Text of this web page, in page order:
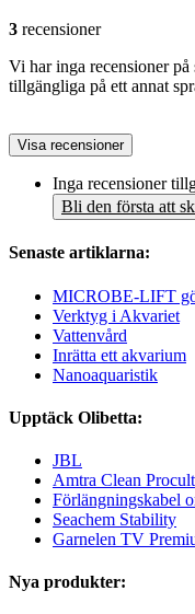
3 recensioner
Vi har inga recensioner
tillgängliga på ett annat
Visa recensioner
Inga recensioner
Bli den första att
Senaste artiklarna:
MICROBE-LIFT
Verktyg i Akvariet
Vattenvård
Inrätta ett akvarium
Nanoaquaristik
Upptäck Olibetta:
JBL
Amtra Clean Procult
Förlängningskabel
Seachem Stability
Garnelen TV
Nya produkter: